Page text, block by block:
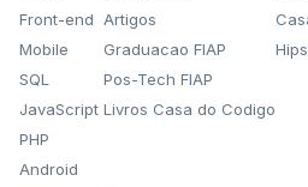
Front-end
Mobile
SQL
JavaScript
PHP
Android
Artigos
Graduacao FIAP
Pos-Tech FIAP
Livros Casa do Codigo